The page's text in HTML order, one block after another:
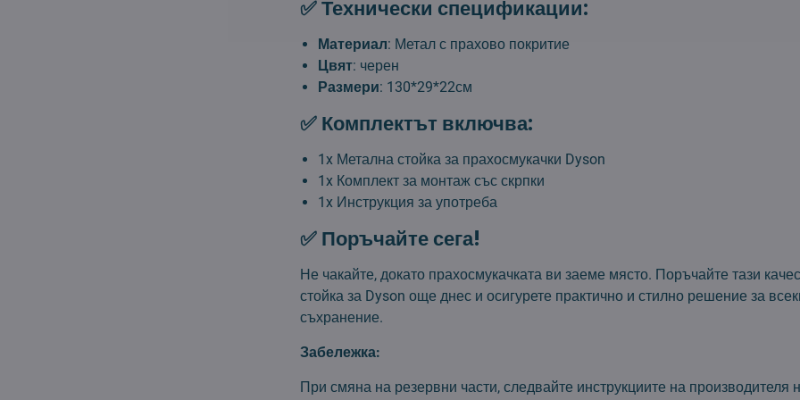
✅ Технически спецификации:
Материал: Метал с прахово покритие
Цвят: черен
Размери: 130*29*22см
✅ Комплектът включва:
1x Метална стойка за прахосмукачки Dyson
1x Комплект за монтаж със скрпки
1x Инструкция за употреба
✅ Поръчайте сега!
Не чакайте, докато прахосмукачката ви заеме място. Поръчайте тази
стойка за Dyson още днес и осигурете практично и стилно решение за
съхранение.
Забележка:
При смяна на резервни части, следвайте инструкциите на производителя